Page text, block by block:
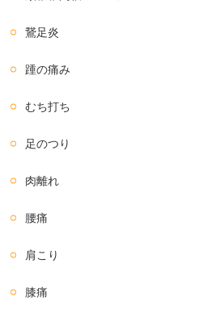
鵞足炎
踵の痛み
むち打ち
足のつり
肉離れ
腰痛
肩こり
膝痛